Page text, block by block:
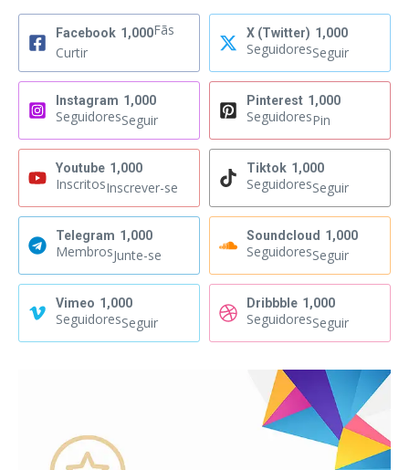
Facebook 1,000Fãs
Curtir
X (Twitter) 1,000
SeguidoresSeguir
Instagram 1,000
SeguidoresSeguir
Pinterest 1,000
SeguidoresPin
Youtube 1,000
InscritosInscrever-se
Tiktok 1,000
SeguidoresSeguir
Telegram 1,000
MembrosJunte-se
Soundcloud 1,000
SeguidoresSeguir
Vimeo 1,000
SeguidoresSeguir
Dribbble 1,000
SeguidoresSeguir